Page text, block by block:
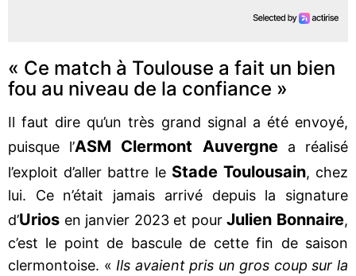
« Ce match à Toulouse a fait un bien
fou au niveau de la confiance »
Il faut dire qu’un très grand signal a été envoyé,
puisque l’ASM Clermont Auvergnea réalisé
l’exploit d’aller battre le Stade Toulousain, chez
lui. Ce n’était jamais arrivé depuis la signature
d’Urios en janvier 2023 et pourJulien Bonnaire,
c’est le point de bascule de cette fin de saison
clermontoise. « Ils avaient pris un gros coup sur la